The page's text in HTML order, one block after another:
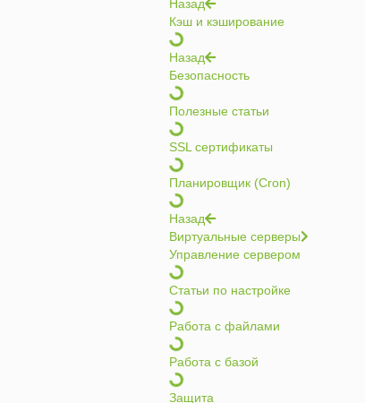
Назад
Кэш и кэширование
Назад
Безопасность
Полезные статьи
SSL сертификаты
Планировщик (Cron)
Назад
Виртуальные серверы
Управление сервером
Статьи по настройке
Работа с файлами
Работа с базой
Защита